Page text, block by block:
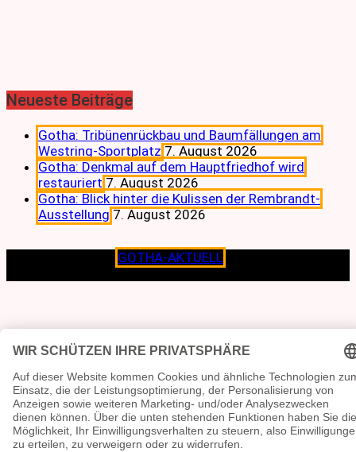
Neueste Beiträge
Gotha: Tribünenrückbau und Baumfällungen am
Westring-Sportplatz 7. August 2026
Gotha: Denkmal auf dem Hauptfriedhof wird
restauriert 7. August 2026
Gotha: Blick hinter die Kulissen der Rembrandt-
Ausstellung 7. August 2026
GOTHA-AKTUELL
Lokalen verpflichtet.